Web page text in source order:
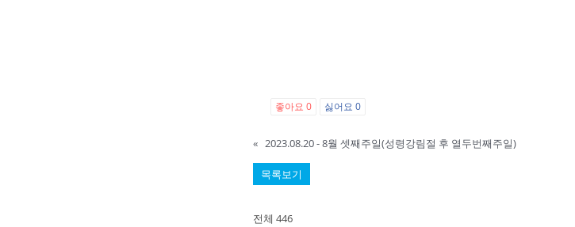
좋아요0 싫어요0
« 2023.08.20 - 8월 셋째주일(성령강림절 후 열두번째주일)
목록보기
전체 446